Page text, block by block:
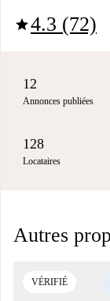
star4.3 (72)
12
Annonces publiées
128
Locataires
Autres
VÉRIFIÉ